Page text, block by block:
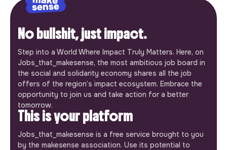
No bullshit, just impact.
Step into a World Where Impact Truly Matters. Here, on
Jobs_that_makesense, the most ambitious job board in
the social and solidarity economy shares all the job
offers of the region’s impact ecosystem. Embrace the
opportunity to join us and take action for a better
tomorrow.
This is your platform
Jobs_that_makesense is a free service brought to you
by the makesense association. Use its potential to